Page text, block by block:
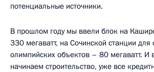
потенциальные источники.
В прошлом году мы ввели блок на
330 мегаватт, на Сочинской станции для
олимпийских объектов – 80 мегаватт. И
начинаем строительство, уже все